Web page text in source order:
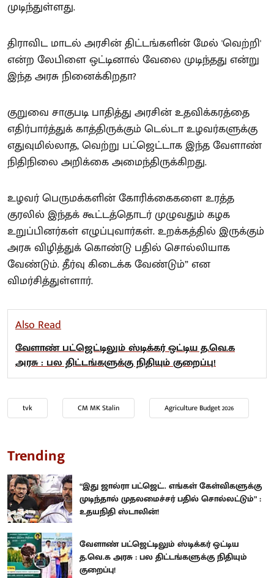
முடிந்துள்ளது.
திராவிட மாடல் அரசின் திட்டங்களின் மேல் 'வெற்றி'
என்ற லேபிளை ஒட்டினால் வேலை முடிந்தது என்று
இந்த அரசு நினைக்கிறதா?
குறுவை சாகுபடி பாதித்து அரசின் உதவிக்கரத்தை
எதிர்பார்த்துக் காத்திருக்கும் டெல்டா உழவர்களுக்கு
எதுவுமில்லாத, வெற்று பட்ஜெட்டாக இந்த வேளாண்
நிதிநிலை அறிக்கை அமைந்திருக்கிறது.
உழவர் பெருமக்களின் கோரிக்கைகளை உரத்த
குரலில் இந்தக் கூட்டத்தொடர் முழுவதும் கழக
உறுப்பினர்கள் எழுப்புவார்கள். உறக்கத்தில் இருக்கும்
அரசு விழித்துக் கொண்டு பதில் சொல்லியாக
வேண்டும். தீர்வு கிடைக்க வேண்டும்” என
விமர்சித்துள்ளார்.
Also Read
வேளாண் பட்ஜெட்டிலும் ஸ்டிக்கர் ஒட்டிய த.வெ.க
அரசு : பல திட்டங்களுக்கு நிதியும் குறைப்பு!
tvk CM MK Stalin Agriculture Budget 2026
Trending
“இது ஜால்ரா பட்ஜெட்.. எங்கள் கேள்விகளுக்கு
முடிந்தால் முதலமைச்சர் பதில் சொல்லட்டும்” :
உதயநிதி ஸ்டாலின்!
வேளாண் பட்ஜெட்டிலும் ஸ்டிக்கர் ஒட்டிய
த.வெ.க அரசு : பல திட்டங்களுக்கு நிதியும்
குறைப்பு!